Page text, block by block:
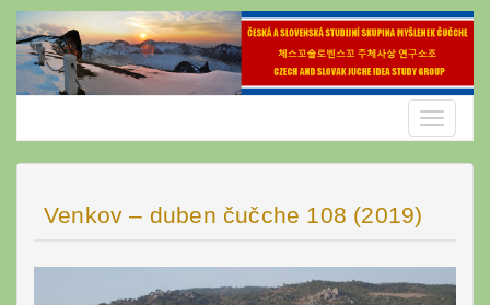
Skip
content
Toggle
Venkov – duben čučche 108 (2019)